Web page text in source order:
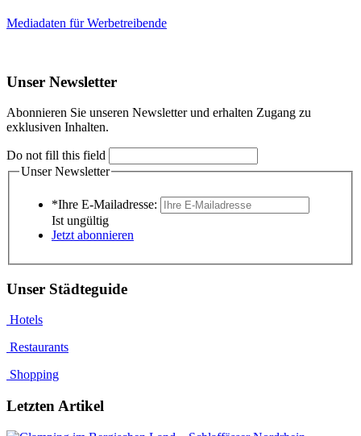
Mediadaten für Werbetreibende
Unser Newsletter
Abonnieren Sie unseren Newsletter und erhalten Zugang zu
exklusiven Inhalten.
Do not fill this field
Unser Newsletter
*Ihre E-Mailadresse:
Ist ungültig
Jetzt abonnieren
Unser Städteguide
Hotels
Restaurants
Shopping
Letzten Artikel